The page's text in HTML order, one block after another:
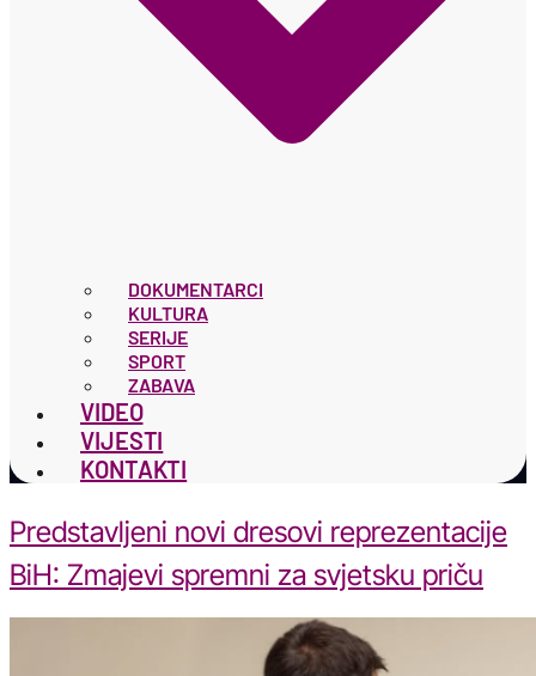
DOKUMENTARCI
KULTURA
SERIJE
SPORT
ZABAVA
VIDEO
VIJESTI
KONTAKTI
Predstavljeni novi dresovi reprezentacije
BiH: Zmajevi spremni za svjetsku priču